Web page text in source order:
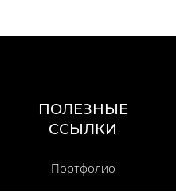
ПОЛЕЗНЫЕ
ССЫЛКИ
Портфолио